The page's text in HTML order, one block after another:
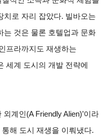
치로 자리 잡았다. 빌바오는
는 것은 물론 호텔업과 문화
프라까지도 재생하는
세계 도시의 개발 전략에
계인(A Friendly Alien)’이라
해 도시 재생을 이뤄냈다.